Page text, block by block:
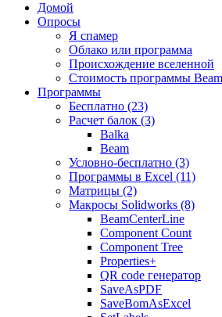
Домой
Опросы
Я спамер
Облако или программа
Происхождение вселенной
Стоимость программы Beam
Программы
Бесплатно (23)
Расчет балок (3)
Balka
Beam
Условно-бесплатно (3)
Программы в Excel (11)
Матрицы (2)
Макросы Solidworks (8)
BeamCenterLine
Component Count
Component Tree
Properties+
QR code генератор
SaveAsPDF
SaveBomAsExcel